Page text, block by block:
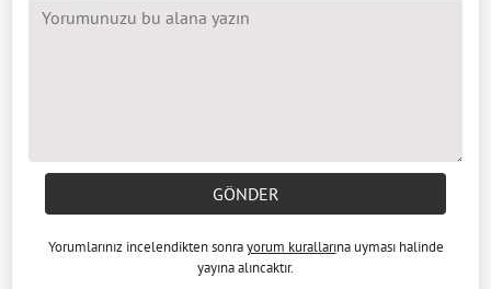
GÖNDER
Yorumlarınız incelendikten sonrayorum kurallarına uyması halinde
yayına alıncaktır.